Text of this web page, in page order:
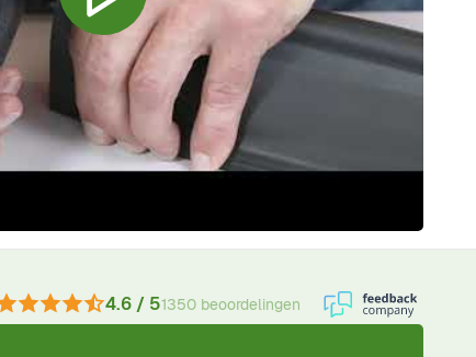
4.6 / 51350 beoordelingen